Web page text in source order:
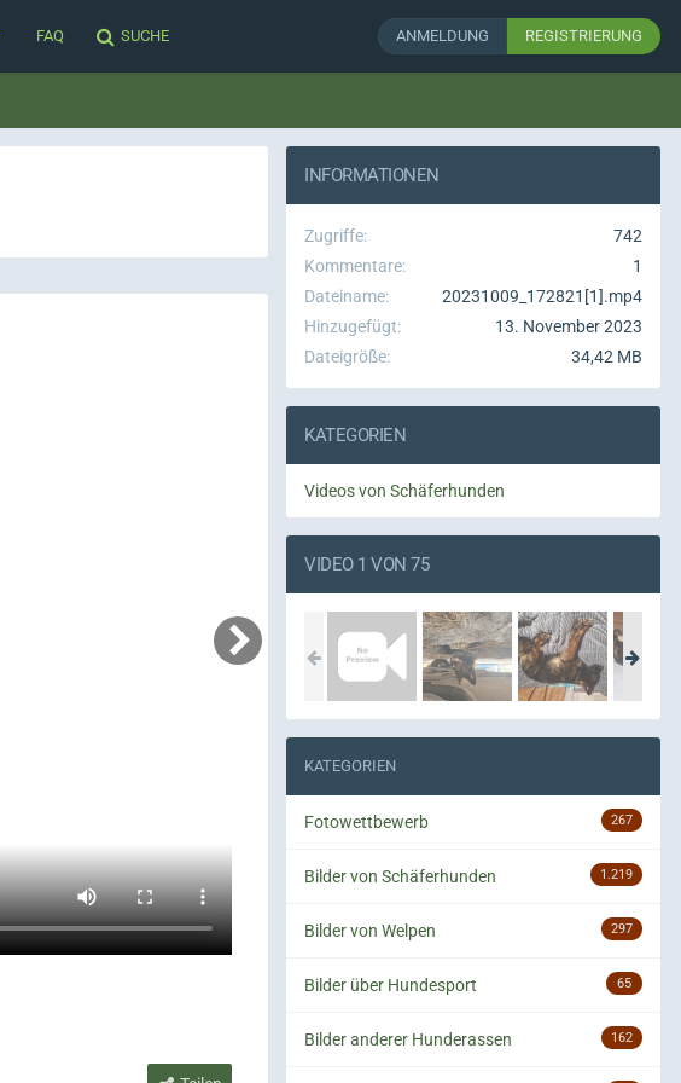
FAQ SUCHE ANMELDUNG REGISTRIERUNG
INFORMATIONEN
Zugriffe
742
Kommentare
1
Dateiname
20231009_172821[1].mp4
Hinzugefügt
13. November 2023
Dateigröße
34,42 MB
KATEGORIEN
Videos von Schäferhunden
VIDEO 1 VON 75
KATEGORIEN
Fotowettbewerb 267
Bilder von Schäferhunden 1.219
Bilder von Welpen 297
Bilder über Hundesport 65
Bilder anderer Hunderassen 162